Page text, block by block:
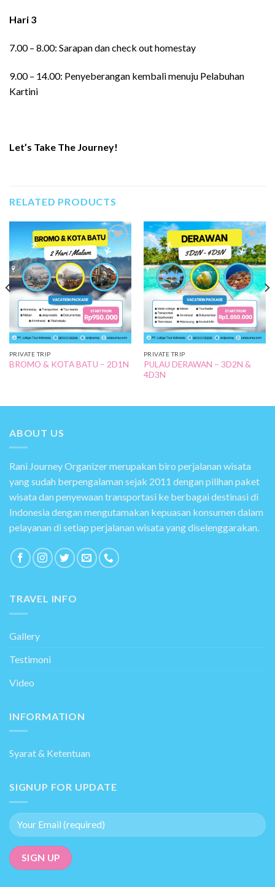
Hari 3
7.00 – 8.00: Sarapan dan check out homestay
9.00 – 14.00: Penyeberangan kembali menuju Pelabuhan
Kartini
Let’s Take The Journey!
RELATED PRODUCTS
Add to
Wishlist
PRIVATE TRIP
BROMO & KOTA BATU – 2D1N
Add to
Wishlist
PRIVATE TRIP
PULAU DERAWAN – 3D2N &
4D3N
ABOUT US
Rani Journey Organizer merupakan biro perjalanan wisata
yang sudah berpengalaman sejak 2011 dengan pilihan paket
wisata dan penyewaan transportasi ke berbagai destinasi di
Indonesia dengan mengutamakan kepuasan konsumen dalam
pelayanan di setiap perjalanan wisata yang diselenggarakan.
TRAVEL INFO
Gallery
Testimoni
Video
INFORMATION
Syarat & Ketentuan
SIGNUP FOR UPDATE